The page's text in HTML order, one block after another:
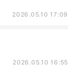
2026.05.10 17:09
2026.05.10 16:55